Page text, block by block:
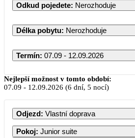
Odkud pojedete: Nerozhoduje
Délka pobytu: Nerozhoduje
Termín: 07.09 - 12.09.2026
Září 2026
PO ÚT ST ČT
1
6 699
2 3
Nejlepší možnost v tomto období:
07.09 - 12.09.2026 (6 dní, 5 nocí)
Odjezd: Vlastní doprava
Pokoj: Junior suite